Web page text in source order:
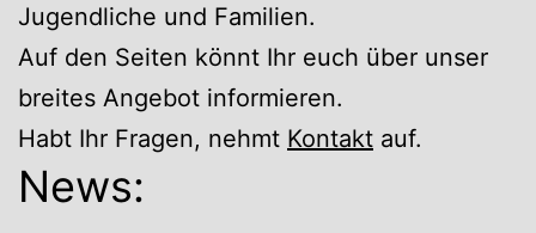
Jugendliche und Familien.
Auf den Seiten könnt Ihr euch über unser
breites Angebot informieren.
Habt Ihr Fragen, nehmt Kontakt auf.
News: